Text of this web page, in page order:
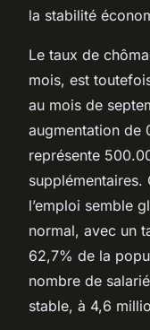
la stabilité
Le taux de
mois, est
au mois de
augmentation de
représente
supplémentaires.
l’emploi semble
normal, avec un
62,7% de la
nombre de
stable, à 4,6